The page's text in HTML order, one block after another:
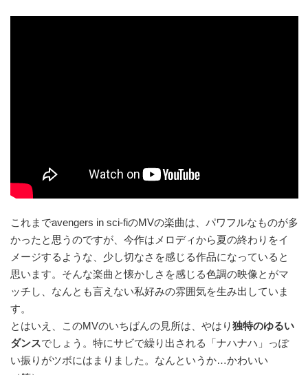
これまでavengers in sci-fiのMVの楽曲は、パワフルなものが多
かったと思うのですが、今作はメロディから夏の終わりをイ
メージするような、少し切なさを感じる作品になっていると
思います。そんな楽曲と懐かしさを感じる色調の映像とがマ
ッチし、なんとも言えない私好みの雰囲気を生み出していま
す。
とはいえ、このMVのいちばんの見所は、やはり独特のゆるい
ダンスでしょう。特にサビで繰り出される「ナハナハ」っぽ
い振りがツボにはまりました。なんというか…かわいい